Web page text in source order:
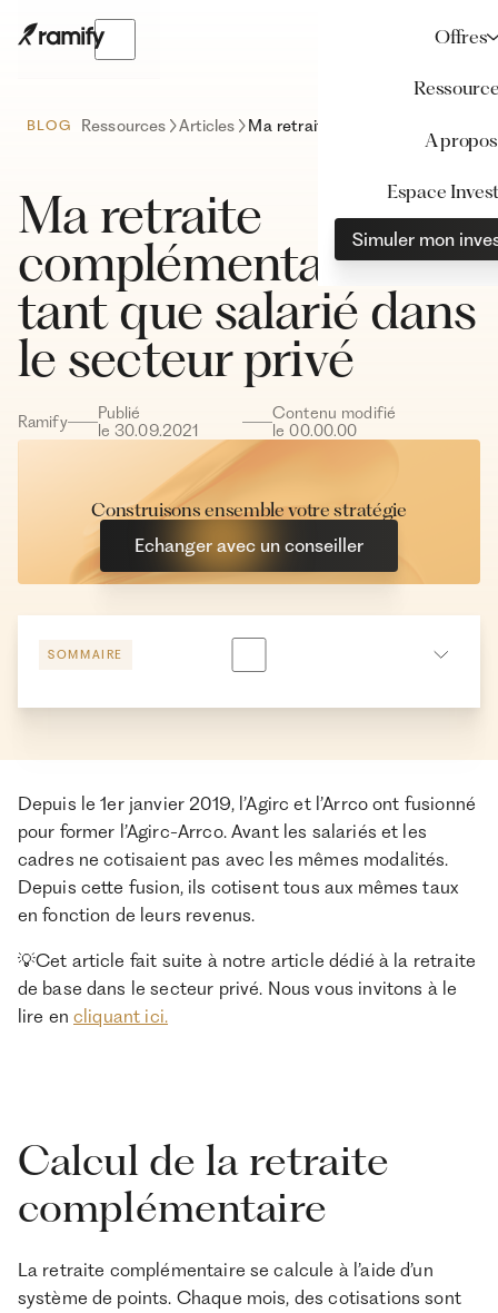
Offres
A propos
Espace
Simuler mon
BLOG Ressources Articles
Ma retraite
complémentaire en
tant que salarié dans
le secteur privé
Ramify
Publié
le 30.09.2021
Contenu modifié
le00.00.00
Construisons ensemble votre stratégie
Echanger avec un conseiller
SOMMAIRE
À propos de Ramify
Ramify est l’alternative digitale à la banque privée.
Pour une clientèle exigeante, nous combinons
expertise patrimoniale, technologie et sélection
rigoureuse des meilleurs produits du marché, dans
une logique de performance à long terme.
Depuis le 1er janvier 2019, l’Agirc et l’Arrco ont fusionné
pour former l’Agirc-Arrco. Avant les salariés et les
cadres ne cotisaient pas avec les mêmes modalités.
Depuis cette fusion, ils cotisent tous aux mêmes taux
en fonction de leurs revenus.
💡Cet article fait suite à notre article dédié à la retraite
de base dans le secteur privé. Nous vous invitons à le
lire en cliquant ici.
Calcul de la retraite
complémentaire
La retraite complémentaire se calcule à l’aide d’un
système de points. Chaque mois, des cotisations sont